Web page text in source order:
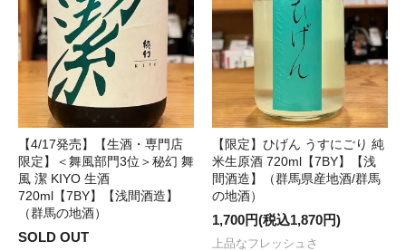
【4/17発売】【生酒・専門店
限定】＜舞風部門3位＞秘幻 舞
風 潔 KIYO 生酒
720ml【7BY】【浅間酒造】
（群馬の地酒）
SOLD OUT
【限定】ひげん うすにごり 純
米生原酒 720ml【7BY】【浅
間酒造】（群馬県産地酒/群馬
の地酒）
1,700円(税込1,870円)
上品なフレッシュさ